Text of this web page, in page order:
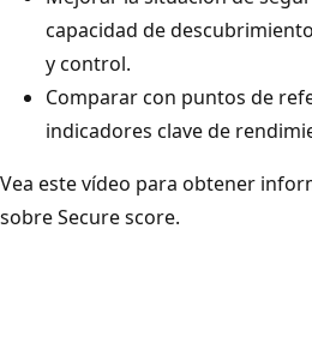
capacidad de
y control.
Comparar con puntos de
indicadores clave de
Vea este vídeo para obtener
sobre Secure score.